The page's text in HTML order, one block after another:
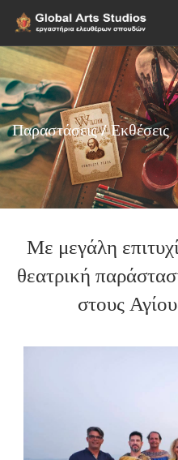
Παραστάσεις / Εκθέσεις
Με μεγάλη
θεατρική
στους